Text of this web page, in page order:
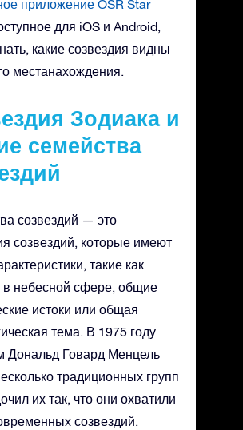
приложение OSR Star
для iOS и Android,
какие созвездия видны
местанахождения.
Зодиака и
семейства
созвездий — это
созвездий, которые имеют
такие как
в небесной сфере, общие
истоки или общая
тема. В 1975 году
Дональд Говард Менцель
традиционных групп
их так, что они охватили
созвездий.